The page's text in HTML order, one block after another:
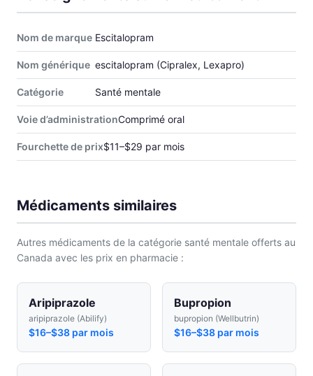
Nom de marque Escitalopram
Nom générique escitalopram (Cipralex, Lexapro)
Catégorie Santé mentale
Voie d’administrationComprimé oral
Fourchette de prix$11–$29 par mois
Médicaments similaires
Autres médicaments de la catégorie santé mentale offerts au
Canada avec les prix en pharmacie :
Aripiprazole
aripiprazole (Abilify)
$16–$38 par mois
Bupropion
bupropion (Wellbutrin)
$16–$38 par mois